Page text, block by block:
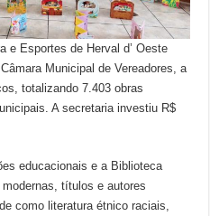
e Esportes de Herval d’ Oeste
Municipal de Vereadores, a
totalizando 7.403 obras
A secretaria investiu R$
educacionais e a Biblioteca
títulos e autores
como literatura étnico raciais,